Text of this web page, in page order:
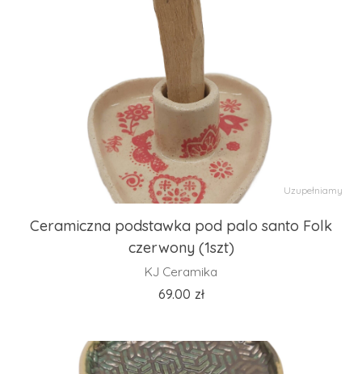
Uzupełniamy
Ceramiczna podstawka pod palo santo Folk
czerwony (1szt)
KJ Ceramika
69.00 zł